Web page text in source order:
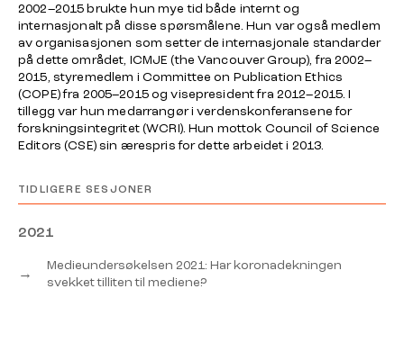
2002–2015 brukte hun mye tid både internt og
internasjonalt på disse spørsmålene. Hun var også medlem
av organisasjonen som setter de internasjonale standarder
på dette området, ICMJE (the Vancouver Group), fra 2002–
2015, styremedlem i Committee on Publication Ethics
(COPE) fra 2005–2015 og visepresident fra 2012–2015. I
tillegg var hun medarrangør i verdenskonferansene for
forskningsintegritet (WCRI). Hun mottok Council of Science
Editors (CSE) sin ærespris for dette arbeidet i 2013.
TIDLIGERE SESJONER
2021
→
Medieundersøkelsen 2021: Har koronadekningen
svekket tilliten til mediene?